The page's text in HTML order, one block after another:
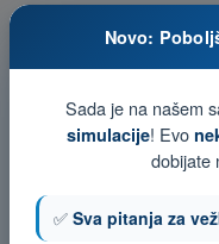
Novo:
Sada je na našem
simulacije! Evo
dobijate
✅ Sva pitanja za